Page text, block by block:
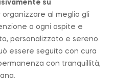
su
al meglio gli
a ogni ospite e
personalizzato e sereno.
essere seguito con cura
con tranquillità,